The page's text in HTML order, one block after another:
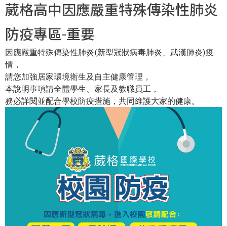
在
這
裡
葳格高中因應嚴重特殊傳染性肺炎
防疫專區-重要
因應嚴重特殊傳染性肺炎(新型冠狀病毒肺炎、武漢肺炎)疫
情，
請您加強居家環境衛生及自主健康管理，
本說明事項請全體學生、家長及教職員工，
務必詳閱並配合學校防疫措施，共同維護大家的健康。